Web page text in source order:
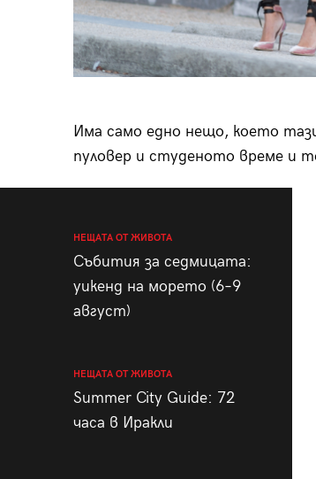
Има само едно нещо, което
пуловер и студеното време и
НЕЩАТА ОТ ЖИВОТА
Събития за седмицата:
уикенд на морето (6–9
август)
НЕЩАТА ОТ ЖИВОТА
Summer City Guide: 72
часа в Иракли